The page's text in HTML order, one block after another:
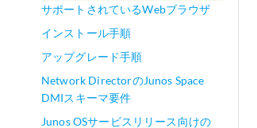
サポートされているWebブラウザ
インストール手順
アップグレード手順
Network DirectorのJunos Space
DMIスキーマ要件
Junos OSサービスリリース向けの